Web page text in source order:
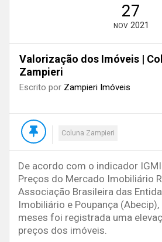
27
NOV 2021
Valorização dos Imóveis |
Zampieri
Escrito por Zampieri Imóveis
Coluna Zampieri
De acordo com o indicador
Preços do Mercado Imobiliário
Associação Brasileira das
Imobiliário e Poupança
meses foi registrada uma
preços dos imóveis.